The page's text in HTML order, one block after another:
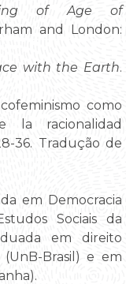
of Age of
and London:
with the Earth.
como
la racionalidad
36. Tradução de
em Democracia
Sociais da
em direito
(UnB-Brasil) e em